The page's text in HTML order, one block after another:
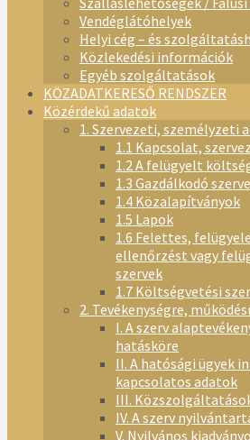
Vendéglátóhelyek
Helyi cég – és
Közlekedési információk
Egyéb szolgáltatások
KÖZADATKERESŐ RENDSZER
Közérdekű adatok
1. Szervezeti, személyzeti
1.1 Kapcsolat,
1.2 A felügyelt
1.3 Gazdálkodó
1.4 Közalapítványok
1.5 Lapok
1.6 Felettes,
ellenőrzést vagy
szervek
1.7 Költségvetési
2. Tevékenységre,
I. A szerv
hatásköre
II. A hatósági ügyek
kapcsolatos adatok
III.
IV. A szerv
V. Nyilvános